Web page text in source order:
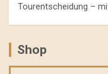
Tourentscheidung –
Shop